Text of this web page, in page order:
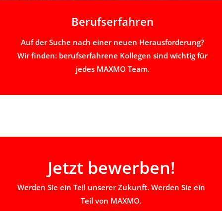
Berufserfahren
Auf der Suche nach einer neuen Herausforderung?
Wir finden: berufserfahrene Kollegen sind wichtig für
jedes MAXMO Team.
Jetzt bewerben!
Werden Sie ein Teil unserer Zukunft. Werden Sie ein
Teil von MAXMO.